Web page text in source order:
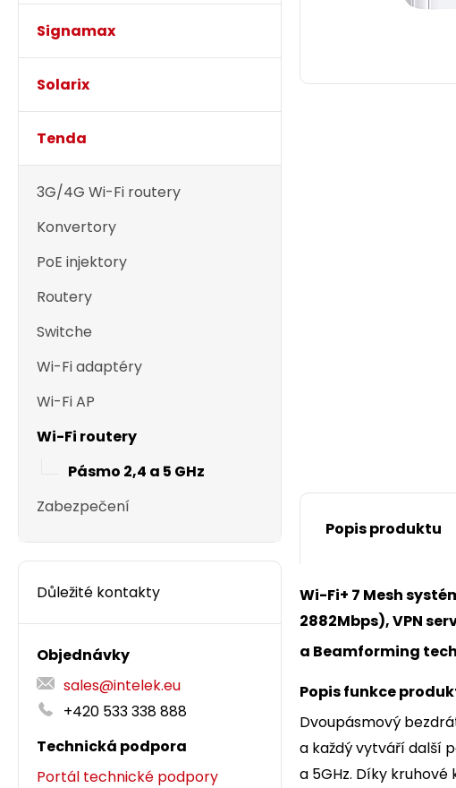
Signamax
Solarix
Tenda
3G/4G Wi-Fi routery
Konvertory
PoE injektory
Routery
Switche
Wi-Fi adaptéry
Wi-Fi AP
Wi-Fi routery
Pásmo 2,4 a 5 GHz
Zabezpečení
Důležité kontakty
Objednávky
sales@intelek.eu
+420 533 338 888
Technická podpora
Portál technické podpory
Popis produktu
Wi-Fi+ 7 Mesh
2882Mbps), VPN
a Beamforming
Popis funkce
Dvoupásmový
a každý vytváří další
a 5GHz. Díky